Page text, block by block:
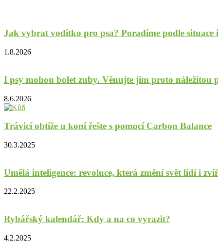
Jak vybrat vodítko pro psa? Poradíme podle situace
1.8.2026
I psy mohou bolet zuby. Věnujte jim proto náležitou
8.6.2026
Trávicí obtíže u koní řešte s pomocí Carbon Balance
30.3.2025
Umělá inteligence: revoluce, která změní svět lidí i
22.2.2025
Rybářský kalendář: Kdy a na co vyrazit?
4.2.2025